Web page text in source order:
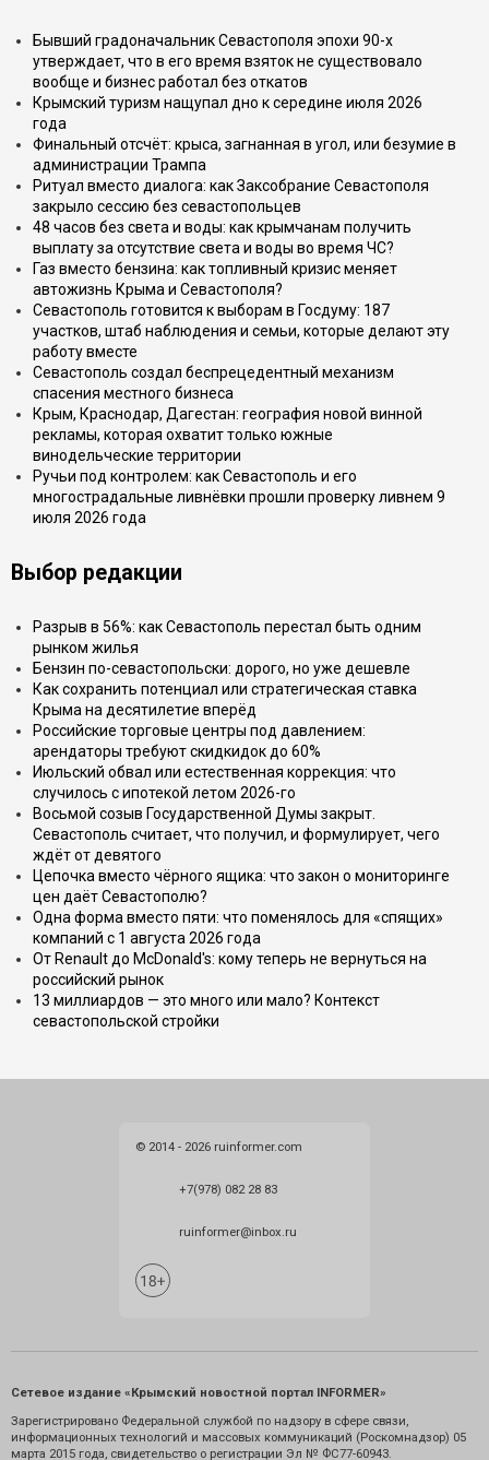
Бывший градоначальник Севастополя эпохи 90-х
утверждает, что в его время взяток не существовало
вообще и бизнес работал без откатов
Крымский туризм нащупал дно к середине июля 2026
года
Финальный отсчёт: крыса, загнанная в угол, или безумие в
администрации Трампа
Ритуал вместо диалога: как Заксобрание Севастополя
закрыло сессию без севастопольцев
48 часов без света и воды: как крымчанам получить
выплату за отсутствие света и воды во время ЧС?
Газ вместо бензина: как топливный кризис меняет
автожизнь Крыма и Севастополя?
Севастополь готовится к выборам в Госдуму: 187
участков, штаб наблюдения и семьи, которые делают эту
работу вместе
Севастополь создал беспрецедентный механизм
спасения местного бизнеса
Крым, Краснодар, Дагестан: география новой винной
рекламы, которая охватит только южные
винодельческие территории
Ручьи под контролем: как Севастополь и его
многострадальные ливнёвки прошли проверку ливнем 9
июля 2026 года
Выбор редакции
Разрыв в 56%: как Севастополь перестал быть одним
рынком жилья
Бензин по-севастопольски: дорого, но уже дешевле
Как сохранить потенциал или стратегическая ставка
Крыма на десятилетие вперёд
Российские торговые центры под давлением:
арендаторы требуют скидкидок до 60%
Июльский обвал или естественная коррекция: что
случилось с ипотекой летом 2026-го
Восьмой созыв Государственной Думы закрыт.
Севастополь считает, что получил, и формулирует, чего
ждёт от девятого
Цепочка вместо чёрного ящика: что закон о мониторинге
цен даёт Севастополю?
Одна форма вместо пяти: что поменялось для «спящих»
компаний с 1 августа 2026 года
От Renault до McDonald's: кому теперь не вернуться на
российский рынок
13 миллиардов — это много или мало? Контекст
севастопольской стройки
© 2014 - 2026 ruinformer.com
+7(978) 082 28 83
ruinformer@inbox.ru
Сетевое издание «Крымский новостной портал INFORMER»
Зарегистрировано Федеральной службой по надзору в сфере связи,
информационных технологий и массовых коммуникаций (Роскомнадзор) 05
марта 2015 года, свидетельство о регистрации Эл № ФС77-60943.